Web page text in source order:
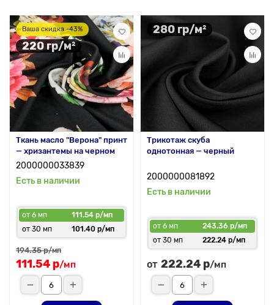
Ваша скидка -43%
220 гр/м²
Ткань масло "Верона" принт
— хризантемы на черном
2000000033839
Есть в наличии
от 6 мп
111.54 р/мп
от 30 мп
101.40 р/мп
194.35 р/мп
111.54 р/мп
280 гр/м²
Трикотаж скуба
однотонная — черный
2000000081892
Есть в наличии
от 6 мп
243.36 р/мп
от 30 мп
222.24 р/мп
от 222.24 р/мп